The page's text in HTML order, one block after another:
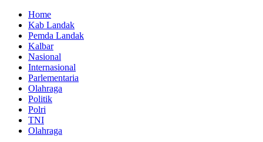
Home
Kab Landak
Pemda Landak
Kalbar
Nasional
Internasional
Parlementaria
Olahraga
Politik
Polri
TNI
Olahraga